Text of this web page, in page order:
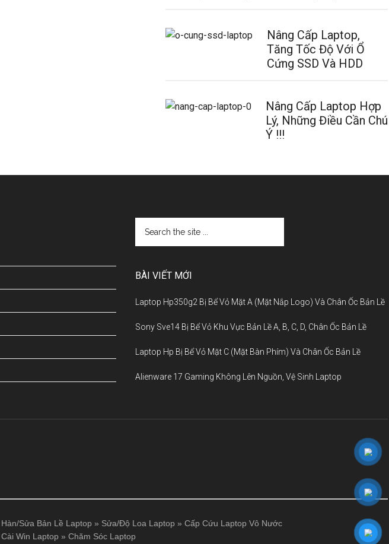
Nâng Cấp Laptop,
Tăng Tốc Độ Với Ổ
Cứng SSD Và HDD
Nâng Cấp Laptop Hợp
Lý, Những Điều Cần Chú
Ý !!!
BÀI VIẾT MỚI
Laptop Hp350g2 Bị Bể Vỏ Mặt A (Mặt Nắp Logo) Và Chân Ốc Bản Lề
Sony Sve14 Bị Bể Vỏ Khu Vực Bản Lề A, B, C, D, Chân Ốc Bản Lề
Laptop Hp Bị Bể Vỏ Mặt C (Mặt Bàn Phím) Và Chân Ốc Bản Lề
Alienware 17 Gaming Không Lên Nguồn, Vệ Sinh Laptop
Hàn/Sửa Bản Lề Laptop » Sửa/Độ Loa Laptop » Cấp Cứu Laptop Vô Nước
Cài Win Laptop » Chăm Sóc Laptop